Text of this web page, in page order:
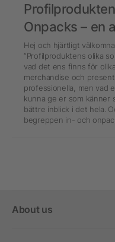
Onpacks – en
Hej och hjärtligt
”Profilproduktens olika
vad det ens finns för
merchandise och
professionella, men vad
kunna ge er som känner
bättre inblick i det hela.
begreppen in- och
About us